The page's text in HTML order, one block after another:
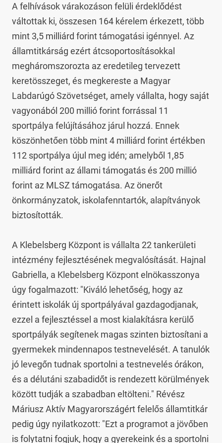
A felhívások várakozáson felüli érdeklődést
váltottak ki, összesen 164 kérelem érkezett, több
mint 3,5 milliárd forint támogatási igénnyel. Az
államtitkárság ezért átcsoportosításokkal
megháromszorozta az eredetileg tervezett
keretösszeget, és megkereste a Magyar
Labdarúgó Szövetséget, amely vállalta, hogy saját
vagyonából 200 millió forint forrással 11
sportpálya felújításához járul hozzá. Ennek
köszönhetően több mint 4 milliárd forint értékben
112 sportpálya újul meg idén; amelyből 1,85
milliárd forint az állami támogatás és 200 millió
forint az MLSZ támogatása. Az önerőt
önkormányzatok, iskolafenntartók, alapítványok
biztosították.
A Klebelsberg Központ is vállalta 22 tankerületi
intézmény fejlesztésének megvalósítását. Hajnal
Gabriella, a Klebelsberg Központ elnökasszonya
úgy fogalmazott: "Kiváló lehetőség, hogy az
érintett iskolák új sportpályával gazdagodjanak,
ezzel a fejlesztéssel a most kialakításra kerülő
sportpályák segítenek magas szinten biztosítani a
gyermekek mindennapos testnevelését. A tanulók
jó levegőn tudnak sportolni a testnevelés órákon,
és a délutáni szabadidőt is rendezett körülmények
között tudják a szabadban eltölteni." Révész
Máriusz Aktív Magyarországért felelős államtitkár
pedig úgy nyilatkozott: "Ezt a programot a jövőben
is folytatni fogjuk, hogy a gyerekeink és a sportolni